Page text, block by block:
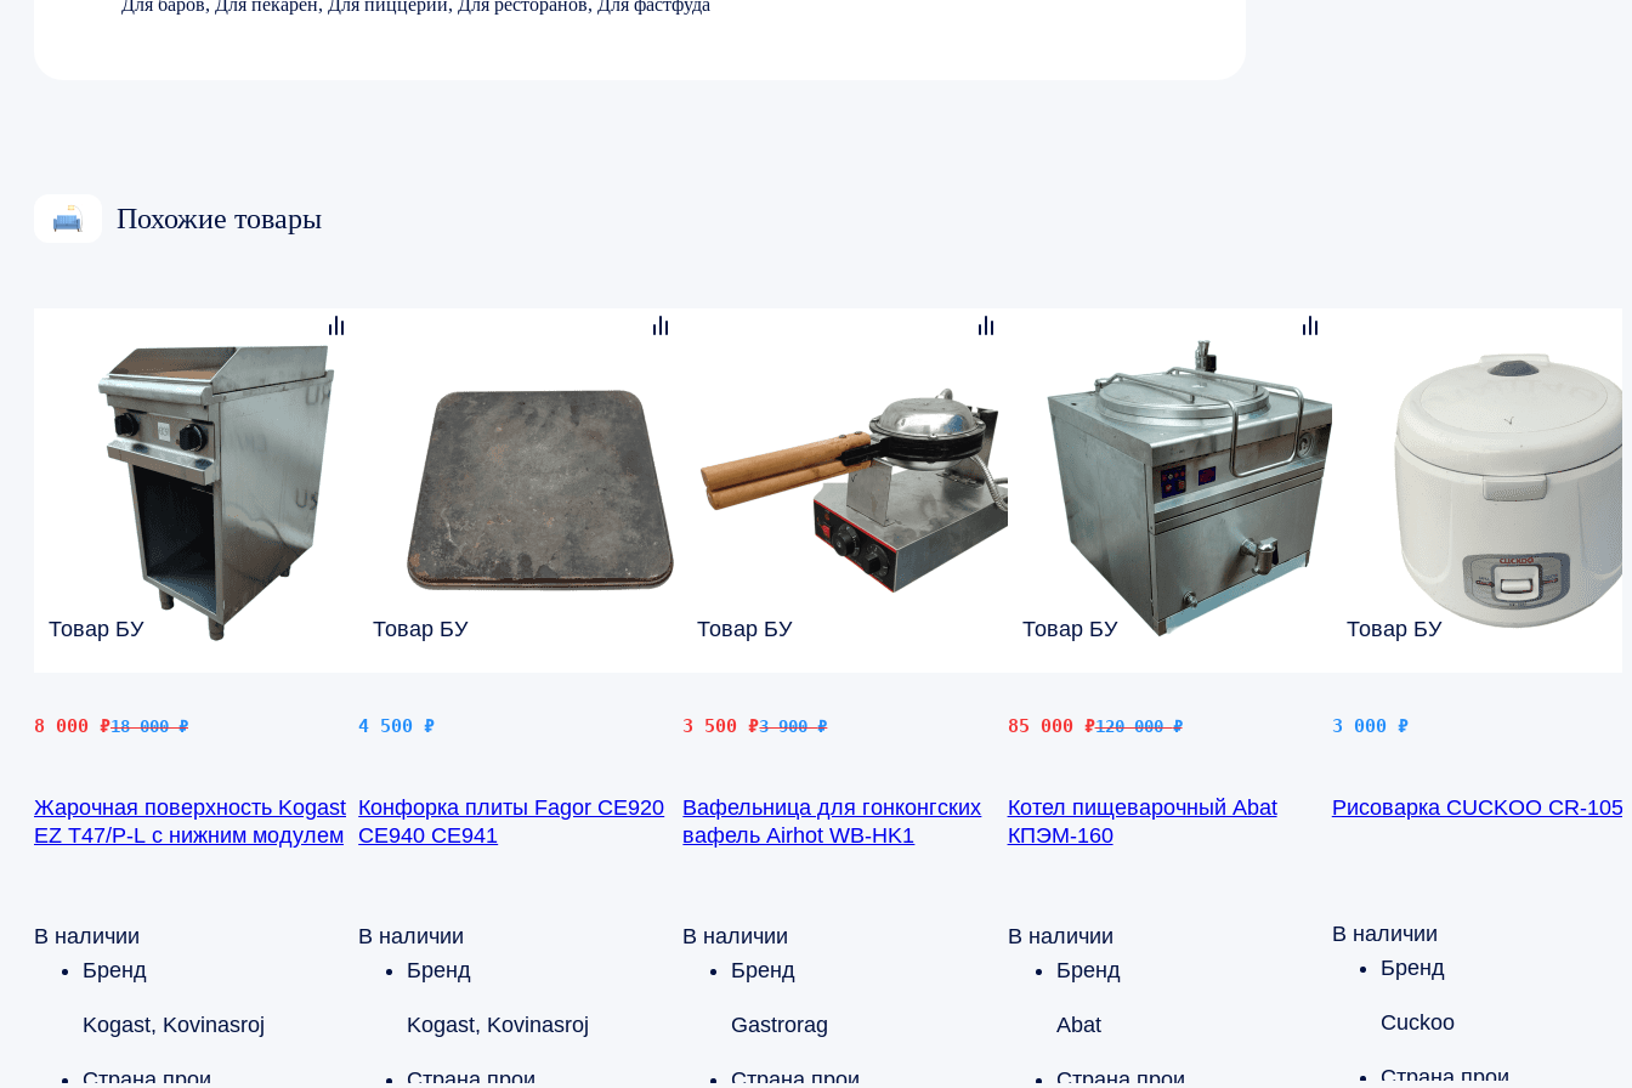
Для баров, Для пекарен, Для пиццерии, Для ресторанов, Для фастфуда
Похожие товары
Товар БУ
18 000₽
Первоначальная
18
000 ₽.
8 000 ₽
Текущая
000 ₽.
Жарочная поверхность Kogast
EZ T47/P-L c нижним модулем
В наличии
Бренд
Kogast, Kovinasroj
Товар БУ
4 500₽
Конфорка плиты Fagor CE920
CE940 CE941
В наличии
Бренд
Kogast, Kovinasroj
Товар БУ
3 900₽
Первоначальная
3
900 ₽.
3 500₽
Текущая
500 ₽.
Вафельница для гонконгских
вафель Airhot WB-HK1
В наличии
Бренд
Gastrorag
Товар БУ
120 000₽
Первоначальная
120
000 ₽.
85 000 ₽
Текущая
000 ₽.
Котел пищеварочный Abat
КПЭМ-160
В наличии
Бренд
Abat
Товар БУ
3 000 ₽
Рисоварка CUCKOO CR-
В наличии
Бренд
Cuckoo